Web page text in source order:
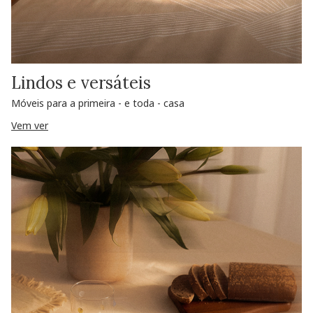
Lindos e versáteis
Móveis para a primeira - e toda - casa
Vem ver